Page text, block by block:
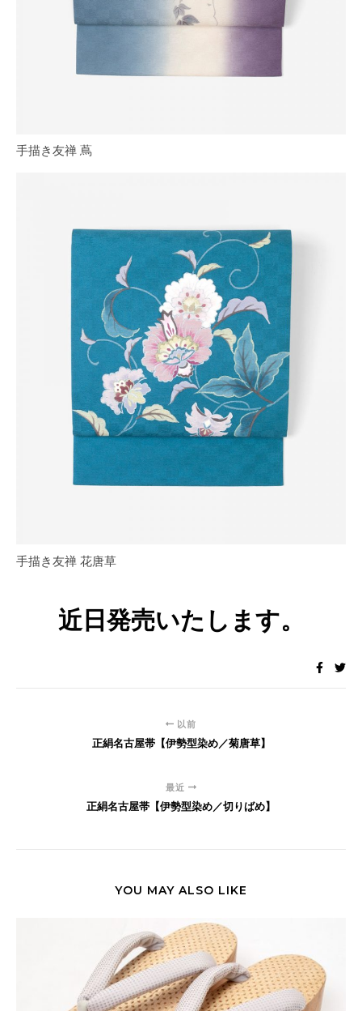
手描き友禅 蔦
手描き友禅 花唐草
近日発売いたします。
以前
正絹名古屋帯【伊勢型染め／菊唐草】
最近
正絹名古屋帯【伊勢型染め／切りばめ】
YOU MAY ALSO LIKE